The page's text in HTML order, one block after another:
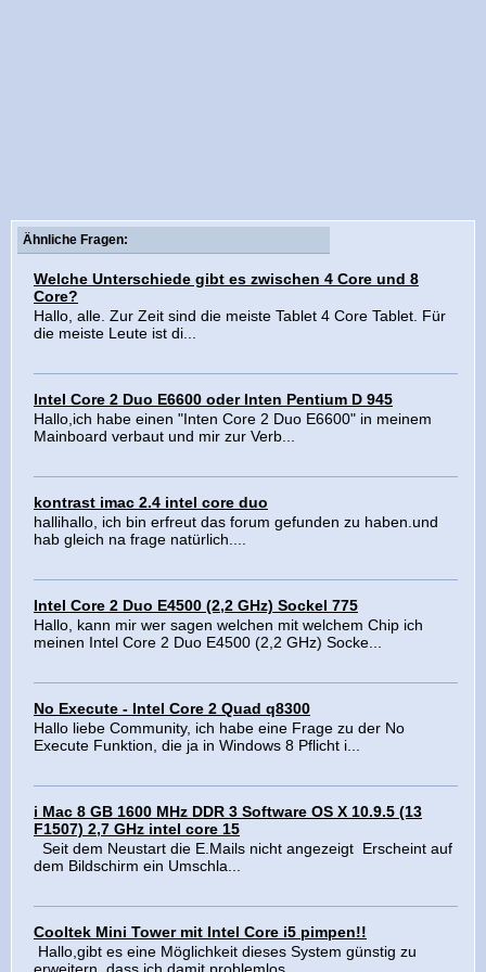
Ähnliche Fragen:
Welche Unterschiede gibt es zwischen 4 Core und 8
Core?
Hallo, alle. Zur Zeit sind die meiste Tablet 4 Core Tablet. Für
die meiste Leute ist di...
Intel Core 2 Duo E6600 oder Inten Pentium D 945
Hallo,ich habe einen "Inten Core 2 Duo E6600" in meinem
Mainboard verbaut und mir zur Verb...
kontrast imac 2.4 intel core duo
hallihallo, ich bin erfreut das forum gefunden zu haben.und
hab gleich na frage natürlich....
Intel Core 2 Duo E4500 (2,2 GHz) Sockel 775
Hallo, kann mir wer sagen welchen mit welchem Chip ich
meinen Intel Core 2 Duo E4500 (2,2 GHz) Socke...
No Execute - Intel Core 2 Quad q8300
Hallo liebe Community, ich habe eine Frage zu der No
Execute Funktion, die ja in Windows 8 Pflicht i...
i Mac 8 GB 1600 MHz DDR 3 Software OS X 10.9.5 (13
F1507) 2,7 GHz intel core 15
Seit dem Neustart die E.Mails nicht angezeigt Erscheint auf
dem Bildschirm ein Umschla...
Cooltek Mini Tower mit Intel Core i5 pimpen!!
Hallo,gibt es eine Möglichkeit dieses System günstig zu
erweitern, dass ich damit problemlos...